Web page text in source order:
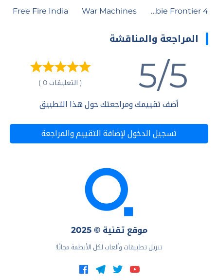
Zombie Frontier 4
War Machines
Free Fire India
المراجعة والمناقشة
5/5 ( التعليقات 0 )
أضف تقييمك ومراجعتك حول هذا التطبيق
تسجيل الدخول لإضافة التقييم والمراجعة
موقع تقنية © 2025
تنزيل تطبيقات وألعاب لكل الأنظمة مجانًا!